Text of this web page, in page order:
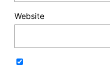
Website